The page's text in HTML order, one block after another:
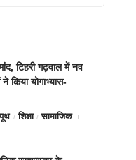
टिहरी गढ़वाल में नव
किया योगाभ्यास-
शिक्षा
सामाजिक